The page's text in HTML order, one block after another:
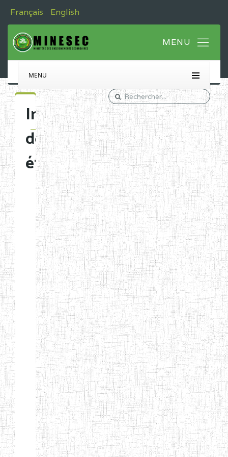
Français English
MENU
Immatriculation
des
établissements
Etablissements
d'enseignement
normal
ENI
Chercher:
Effacer les filtres
Denomination
Type